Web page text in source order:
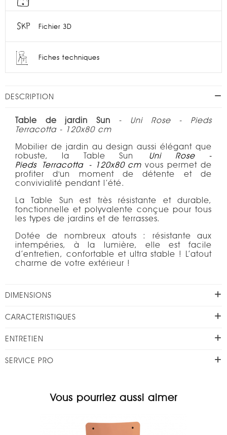
Fichier 3D
Fiches techniques
DESCRIPTION
Table de jardin Sun - Uni Rose - Pieds
Terracotta - 120x80 cm
Mobilier de jardin au design aussi élégant que
robuste, la Table Sun Uni Rose -
Pieds
Terracotta- 120x80 cmvous permet de
profiter d'un moment de détente et de
convivialité pendant l’été.
La Table Sun est très résistante et durable,
fonctionnelle et polyvalente conçue pour tous
les types de jardins et de terrasses.
Dotée de nombreux atouts : résistante aux
intempéries, à la lumière, elle est facile
d’entretien, confortable et ultra stable ! L’atout
charme de votre extérieur !
DIMENSIONS
CARACTERISTIQUES
ENTRETIEN
SERVICE PRO
Vous pourriez aussi aimer